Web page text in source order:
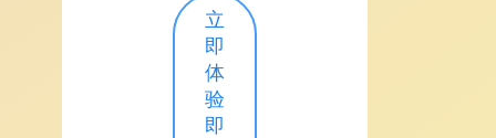
立
即
体
验
即